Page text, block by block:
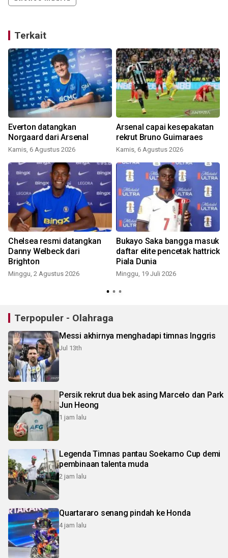
Terkait
Everton datangkan
Norgaard dari Arsenal
Kamis, 6 Agustus 2026
Arsenal capai kesepakatan
rekrut Bruno Guimaraes
Kamis, 6 Agustus 2026
Chelsea resmi datangkan
Danny Welbeck dari
Brighton
Minggu, 2 Agustus 2026
Bukayo Saka bangga masuk
daftar elite pencetak hattrick
Piala Dunia
Minggu, 19 Juli 2026
Terpopuler - Olahraga
Messi akhirnya menghadapi timnas Inggris
Jul 13th
Persik rekrut dua bek asing Marcelo dan Park
Jun Heong
1 jam lalu
Legenda Timnas pantau Soekarno Cup demi
pembinaan talenta muda
2 jam lalu
Quartararo senang pindah ke Honda
4 jam lalu